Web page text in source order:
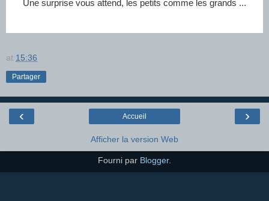
Une surprise vous attend, les petits comme les grands ...
at 15:36
Partager
‹ ›
Accueil
Afficher la version Web
Fourni par Blogger.